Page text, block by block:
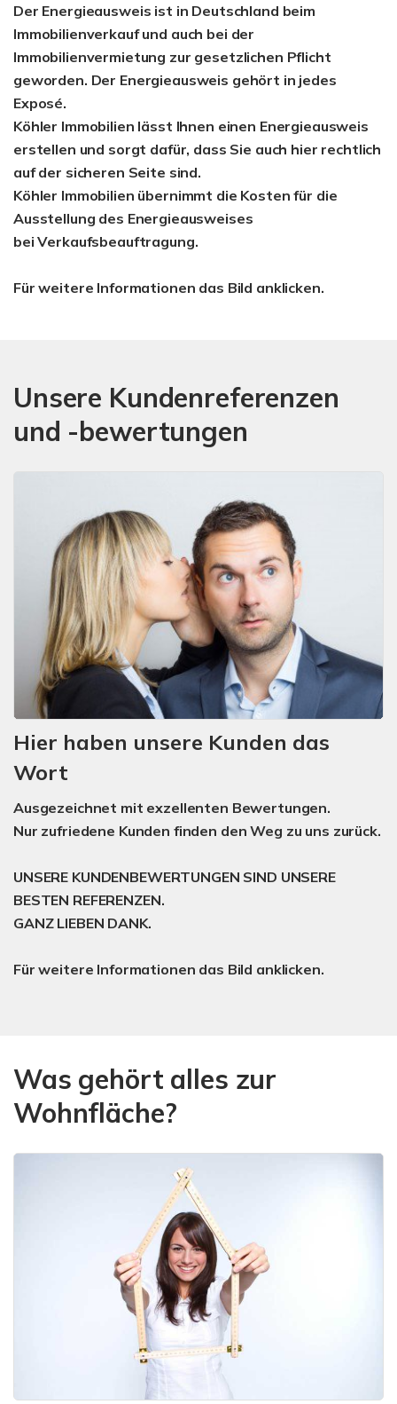
Der Energieausweis ist in Deutschland beim
Immobilienverkauf und auch bei der
Immobilienvermietung zur gesetzlichen Pflicht
geworden. Der Energieausweis gehört in jedes
Exposé.
Köhler Immobilien lässt Ihnen einen Energieausweis
erstellen und sorgt dafür, dass Sie auch hier rechtlich
auf der sicheren Seite sind.
Köhler Immobilien übernimmt die Kosten für die
Ausstellung des Energieausweises
bei Verkaufsbeauftragung.
Für weitere Informationen das Bild anklicken.
Unsere Kundenreferenzen
und -bewertungen
Hier haben unsere Kunden das
Wort
Ausgezeichnet mit exzellenten Bewertungen.
Nur zufriedene Kunden finden den Weg zu uns zurück.
UNSERE KUNDENBEWERTUNGEN SIND UNSERE
BESTEN REFERENZEN.
GANZ LIEBEN DANK.
Für weitere Informationen das Bild anklicken.
Was gehört alles zur
Wohnfläche?